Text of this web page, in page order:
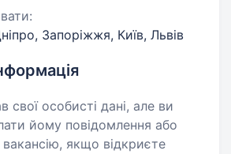
Запоріжжя, Київ, Львів
свої особисті дані, але ви
йому повідомлення або
якщо відкриєте